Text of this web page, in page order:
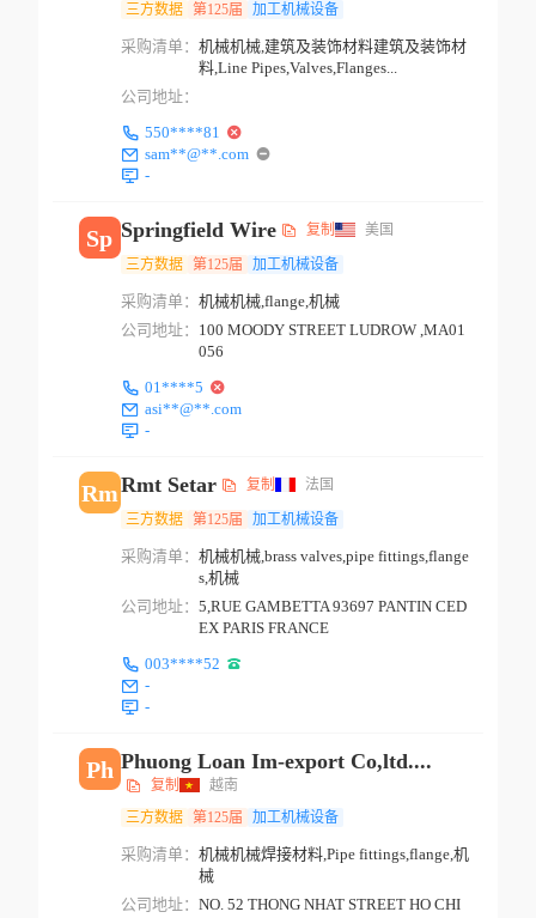
三方数据 第125届 加工机械设备
采购清单： 机械机械,建筑及装饰材料建筑及装饰材
料,Line Pipes,Valves,Flanges...
公司地址：
550****81
sam**@**.com
-
Sp Springfield Wire 复制 美国
三方数据 第125届 加工机械设备
采购清单： 机械机械,flange,机械
公司地址： 100 MOODY STREET LUDROW ,MA01
056
01****5
asi**@**.com
-
RmRmt Setar 复制 法国
三方数据 第125届 加工机械设备
采购清单： 机械机械,brass valves,pipe fittings,flange
s,机械
公司地址： 5,RUE GAMBETTA 93697 PANTIN CED
EX PARIS FRANCE
003****52
-
-
Ph Phuong Loan Im-export Co,ltd....
复制
越南
三方数据 第125届 加工机械设备
采购清单： 机械机械焊接材料,Pipe fittings,flange,机
械
公司地址： NO. 52 THONG NHAT STREET HO CHI